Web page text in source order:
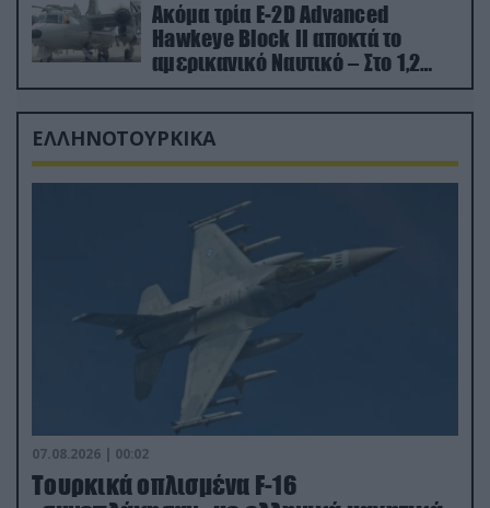
Ακόμα τρία E-2D Advanced
Hawkeye Block II αποκτά το
αμερικανικό Ναυτικό – Στο 1,2
δισ.δολάρια το κόστος
ΕΛΛΗΝΟΤΟΥΡΚΙΚΑ
07.08.2026 | 00:02
Τουρκικά οπλισμένα F-16